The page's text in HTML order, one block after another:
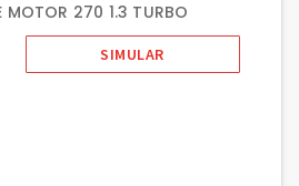
MOTOR 270 1.3 TURBO
SIMULAR